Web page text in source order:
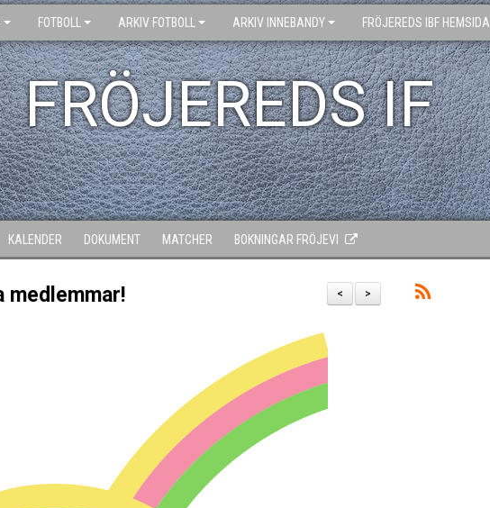
FOTBOLL ARKIV FOTBOLL ARKIV INNEBANDY FRÖJEREDS IBF HEMSIDA
FRÖJEREDS IF
KALENDER DOKUMENT MATCHER BOKNINGAR FRÖJEVI
>
<